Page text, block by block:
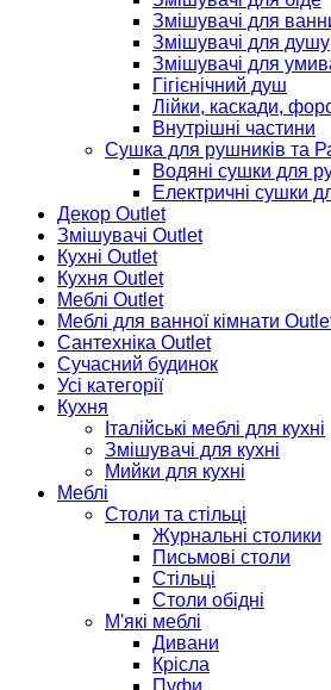
Змішувачі для
Змішувачі для душу
Змішувачі для
Гігієнічний душ
Лійки, каскади,
Внутрішні частини
Сушка для рушників та
Водяні сушки для
Електричні сушки
Декор Outlet
Змішувачі Outlet
Кухні Outlet
Кухня Outlet
Меблі Outlet
Меблі для ванної кімнати
Сантехніка Outlet
Сучасний будинок
Усі категорії
Кухня
Італійські меблі для кухні
Змішувачі для кухні
Мийки для кухні
Меблі
Столи та стільці
Журнальні столики
Письмові столи
Стільці
Столи обідні
М'які меблі
Дивани
Крісла